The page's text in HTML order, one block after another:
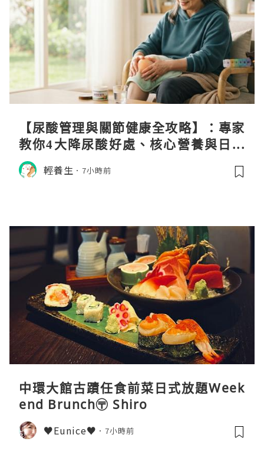
【尿酸管理與關節健康全攻略】：專家
教你4大降尿酸好處、核心營養與日常
飲食調理秘訣
輕養生 7小時前
中環大館古蹟任食前菜日式放題Week
end Brunch〶 Shiro
♥Eunice♥ 7小時前